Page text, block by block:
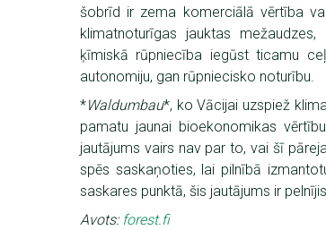
šobrīd ir zema komerciālā vērtība
klimatnoturīgas jauktas
ķīmiskā rūpniecība iegūst ticamu
autonomiju, gan rūpniecisko noturību.
*Waldumbau*, ko Vācijai uzspiež
pamatu jaunai bioekonomikas
jautājums vairs nav par to, vai šī
spēs saskaņoties, lai pilnībā
saskares punktā, šis jautājums ir
Avots: forest.fi